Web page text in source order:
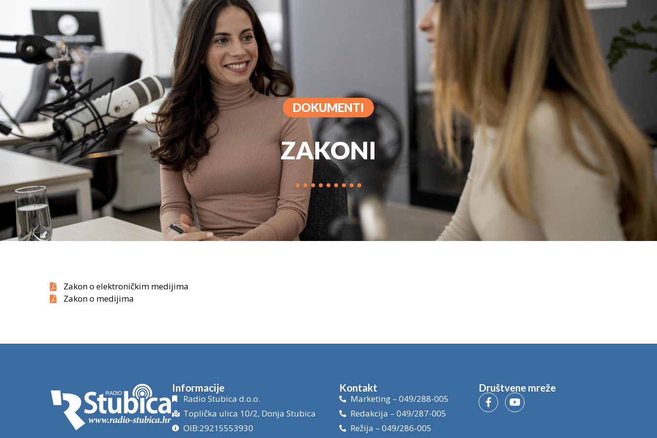
VIJESTI PROGRAM MARKETING
DOKUMENTI
ZAKONI
Zakon o elektroničkim medijima
Zakon o medijima
Informacije
Radio Stubica d.o.o.
Toplička ulica 10/2, Donja Stubica
OIB:29215553930
Kontakt
Marketing – 049/288-005
Redakcija – 049/287-005
Režija – 049/286-005
Društvene mreže